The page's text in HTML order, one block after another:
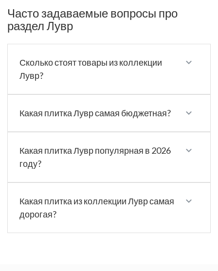
Часто задаваемые вопросы про
раздел Лувр
Сколько стоят товары из коллекции
Лувр?
Какая плитка Лувр самая бюджетная?
Какая плитка Лувр популярная в 2026
году?
Какая плитка из коллекции Лувр самая
дорогая?